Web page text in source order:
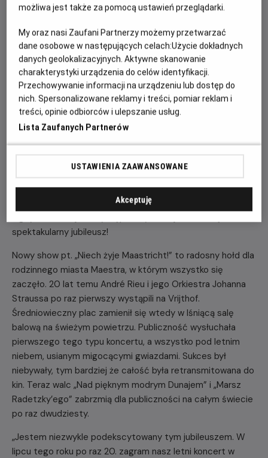
Tak, tak... W lipcu 2026 roku Maestro i jego ukochana
Vrijthof, słynnym placu tego urokliwego średniowiecznego
miasteczka. Król Walca i jego goście zagrają po raz 20. dla
ściągających tu co roku z całego świata kilkudziesięciu
tysięcy miłośników dobrej muzyki. Na szczęście ten
wspaniały letni wieczór będzie retransmitowany już jesienią
do kin całego świata.
Czeka Was więc seans pełen uroczych walców i marszy
Johannów Straussów ojca i syna, ale też songi ze słynnych
Oprócz Platynowych Tenorów i sopranistek o
międzynarodowej renomie pojawią się też gwiazdy, które
spektakularny jubileusz!
Nowy show pt. „Niech żyje Maastricht!” to radosny hołd dla
rodzinnego miasta Maestra, w którym wszystko się
zaczęło. 20 lat temu André Rieu i jego Orkiestra Johanna
Straussa po raz pierwszy wystąpili na Vrijthof.
Średniowieczny plac zamienił się wtedy w lśniącą salę
balową na świeżym powietrzu. Publiczność wysłuchała
pierwszego tego typu koncertu, a wszystko pod letnim
niebem, usianym migocącymi gwiazdami. Sukces był
niebywały, tym bardziej że całość była retransmitowana do
kin. Teraz walc „Nad pięknym modrym Dunajem” i „Marsz
Radetzky’ego” zabrzmią dla publiczności na całym świecie
po raz dwudziesty.
„Jestem niezwykle podekscytowany tym jubileuszem. W
lipcu tego roku po raz 20. zagram nasz letni koncert w
możliwa jest także za pomocą ustawień przeglądarki.
My oraz nasi Zaufani Partnerzy możemy przetwarzać
dane osobowe w następujących celach:Użycie dokładnych
danych geolokalizacyjnych. Aktywne skanowanie
charakterystyki urządzenia do celów identyfikacji.
Przechowywanie informacji na urządzeniu lub dostęp do
nich. Spersonalizowane reklamy i treści, pomiar reklam i
treści, opinie odbiorców i ulepszanie usług.
Lista Zaufanych Partnerów
USTAWIENIA ZAAWANSOWANE
Akceptuję